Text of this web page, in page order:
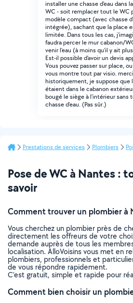
installer une chasse d'eau dans
WC - soit remplacer tout le WC
modèle compact (avec chasse
intégrée), sachant que la place
limitée. Dans tous les cas,
faudra percer le mur cabanon/
venir l'eau (à moins qu'il y ait
Est-il possible d'avoir un devis
Vous pouvez passer sur place,
vous montre tout par visio.
historiquement, je suppose que
étaient dans le cabanon
bougé le siège à l'intérieur sans
chasse d'eau. (Pas sûr.)
Prestations de services Plombiers
Pose de WC à Nantes :
savoir
Comment trouver un plombier à
Vous cherchez un plombier près de
directement les offreurs de votre
demande auprès de tous les
localisation. AlloVoisins vous met en
plombiers, professionnels et
de vous répondre rapidement.
C’est gratuit, simple et rapide pour
Comment bien choisir un